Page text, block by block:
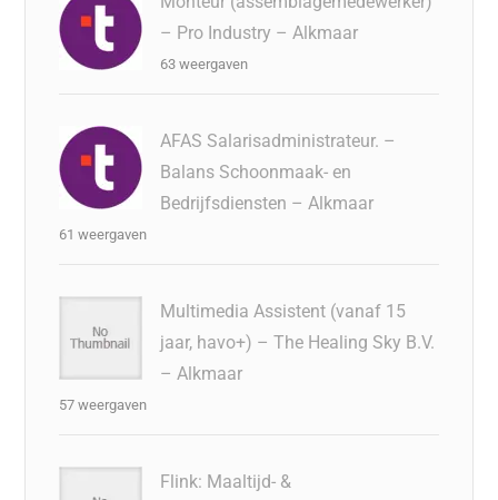
– Pro Industry – Alkmaar
63 weergaven
AFAS Salarisadministrateur. –
Balans Schoonmaak- en
Bedrijfsdiensten – Alkmaar
61 weergaven
Multimedia Assistent (vanaf 15
jaar, havo+) – The Healing Sky B.V.
– Alkmaar
57 weergaven
Flink: Maaltijd- &